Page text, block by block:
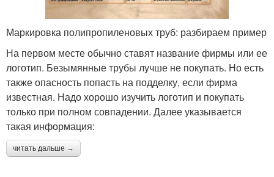
Маркировка полипропиленовых труб: разбираем пример
На первом месте обычно ставят название фирмы или ее
логотип. Безымянные трубы лучше не покупать. Но есть
также опасность попасть на подделку, если фирма
известная. Надо хорошо изучить логотип и покупать
только при полном совпадении. Далее указывается
такая информация:
читать дальше →